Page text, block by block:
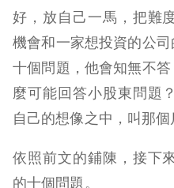
好，放自己一馬，把難
機會和一家想投資的公
十個問題，他會知無不
麼可能回答小股東問題
自己的想像之中，叫那個
依照前文的鋪陳，接下
的十個問題。